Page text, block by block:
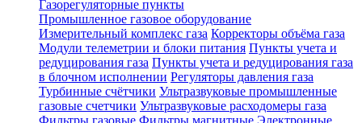
Газорегуляторные пункты
Промышленное газовое оборудование
Измерительный комплекс газа Корректоры объёма газа
Модули телеметрии и блоки питания Пункты учета и
редуцирования газа Пункты учета и редуцирования газа
в блочном исполнении Регуляторы давления газа
Турбинные счётчики Ультразвуковые промышленные
газовые счетчики Ультразвуковые расходомеры газа
Фильтры газовые Фильтры магнитные Электронные